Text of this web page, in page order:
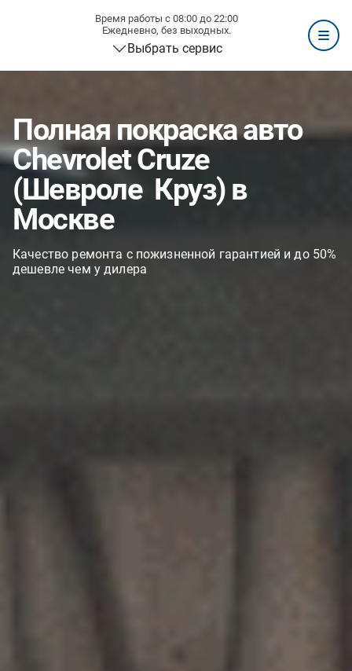
Время работы с 08:00 до 22:00
Ежедневно, без выходных.
Выбрать сервис
Полная покраска авто
Chevrolet Cruze
(Шевроле Круз) в
Москве
Качество ремонта с пожизненной гарантией и до 50%
дешевле чем у дилера